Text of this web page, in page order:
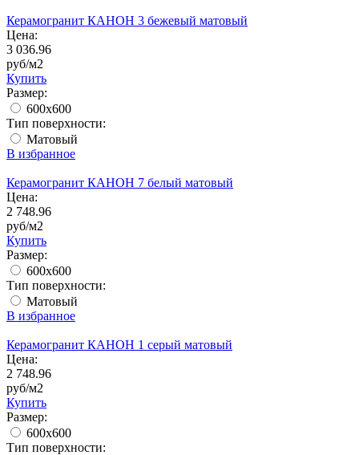
Керамогранит КАНОН 3 бежевый матовый
Цена:
3 036.96
руб/м2
Купить
Размер:
600x600
Тип поверхности:
Матовый
В избранное
Керамогранит КАНОН 7 белый матовый
Цена:
2 748.96
руб/м2
Купить
Размер:
600x600
Тип поверхности:
Матовый
В избранное
Керамогранит КАНОН 1 серый матовый
Цена:
2 748.96
руб/м2
Купить
Размер:
600x600
Тип поверхности: